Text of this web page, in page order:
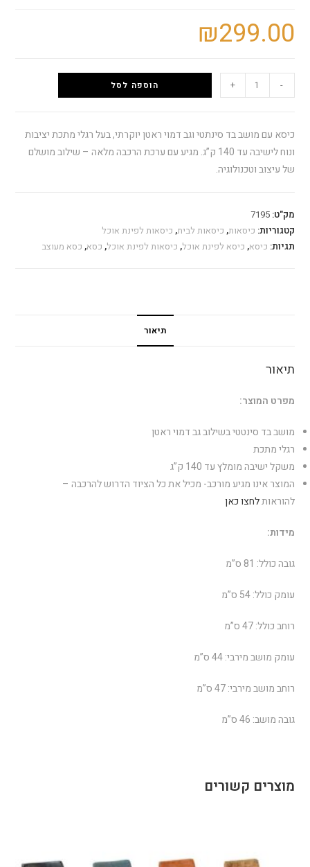
₪299.00
-
+ הוספה לסל
כיסא עם מושב בד סינתטי וגב דמוי ראטן יוקרתי, בעל רגלי מתכת יציבות
ונוח לישיבה עד 140 ק”ג. מגיע עם ערכת הרכבה מלאה – שילוב מושלם
של עיצוב וטכנולוגיה.
מק"ט:7195
קטגוריות: כיסאות, כיסאות לבית, כיסאות לפינת אוכל
תגיות: כיסא, כיסא לפינת אוכל, כיסאות לפינת אוכל, כסא, כסא מעוצב
תיאור
תיאור
מפרט המוצר:
מושב בד סינטטי בשילוב גב דמוי ראטן
רגלי מתכת
משקל ישיבה מומלץ עד 140 ק”ג
המוצר אינו מגיע מורכב- מכיל את כל הציוד הדרוש להרכבה –
להוראותלחצו כאן
מידות:
גובה כולל: 81 ס”מ
עומק כולל: 54 ס”מ
רוחב כולל: 47 ס”מ
עומק מושב מירבי: 44 ס”מ
רוחב מושב מירבי: 47 ס”מ
גובה מושב: 46 ס”מ
מוצרים קשורים